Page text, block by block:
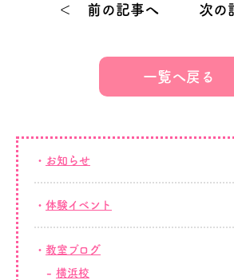
＜ 前の記事へ 次の
一覧へ戻る
お知らせ
体験イベント
教室ブログ
横浜校